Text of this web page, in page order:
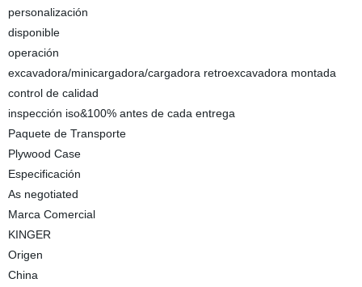
personalización
disponible
operación
excavadora/minicargadora/cargadora retroexcavadora montada
control de calidad
inspección iso&100% antes de cada entrega
Paquete de Transporte
Plywood Case
Especificación
As negotiated
Marca Comercial
KINGER
Origen
China